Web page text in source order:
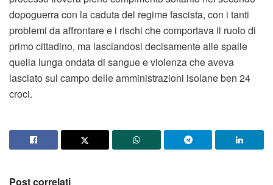
dopoguerra con la caduta del regime fascista, con i tanti
problemi da affrontare e i rischi che comportava il ruolo di
primo cittadino, ma lasciandosi decisamente alle spalle
quella lunga ondata di sangue e violenza che aveva
lasciato sul campo delle amministrazioni isolane ben 24
croci.
Post correlati